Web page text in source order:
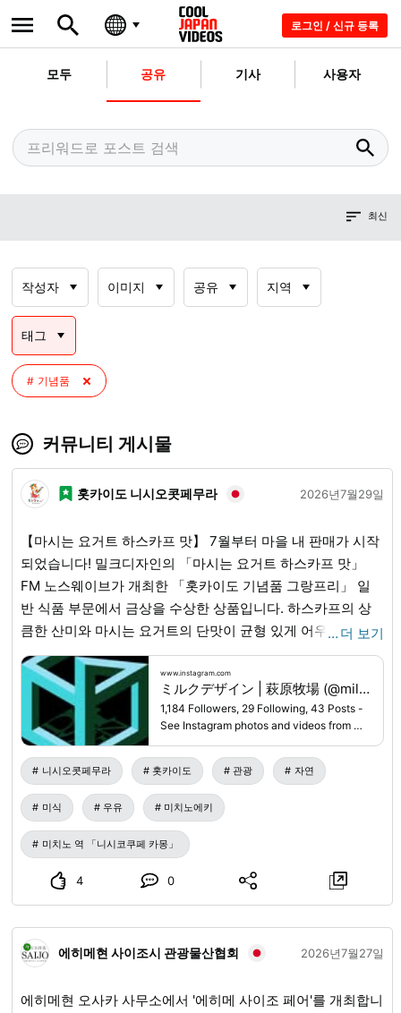
로그인 / 신규 등록
모두 공유 기사 사용자
최신
작성자 이미지 공유 지역
태그
기념품
커뮤니티 게시물
홋카이도 니시오콧페무라 2026년7월29일
【마시는 요거트 하스카프 맛】 7월부터 마을 내 판매가 시작
되었습니다! 밀크디자인의 「마시는 요거트 하스카프 맛」
FM 노스웨이브가 개최한 「홋카이도 기념품 그랑프리」 일
반 식품 부문에서 금상을 수상한 상품입니다. 하스카프의 상
큼한 산미와 마시는 요거트의 단맛이 균형 있게 어우러져, 기
념품으로도, 여행길 동반자로도 안성맞춤입니다! 니시오콧페
무라 내에서는 도로휴게소 「하나무」, Q마트에서 구매하실
수 있습니다. 니시오콧페무라에 오시면 꼭 맛보세요. - 밀크디
자인은 니시오콧페무라에서 생산된 그래스페드 밀크를 가공
하여 우유, 마시는 요거트 외에도 치즈, 버터 등을 제조하고 있
습니다. 도로휴게소 니시오콧페 「하나무」와 호텔 「림」에
서는 밀크디자인의 소프트 아이스크림도 맛볼 수 있습니다🍦
– 온라인 숍:www.milkdesign.jp ...
www.instagram.com...#니시오콧페무라 #마시는 요거트 #
하스카프 #밀크디자인 #판매 개시
… 더 보기
www.instagram.com
ミルクデザイン | 萩原牧場 (@milkdesignhokkaido) • Instagram photos and videos
1,184 Followers, 29 Following, 43 Posts -
See Instagram photos and videos from ミ
(@milkdesignhokkaido)
니시오콧페무라 홋카이도 관광 자연
미식 우유 미치노에키
미치노 역 「니시코쿠페 카몽」
4 0
에히메현 사이조시 관광물산협회 2026년7월27일
에히메현 오사카 사무소에서 '에히메 사이조 페어'를 개최합니